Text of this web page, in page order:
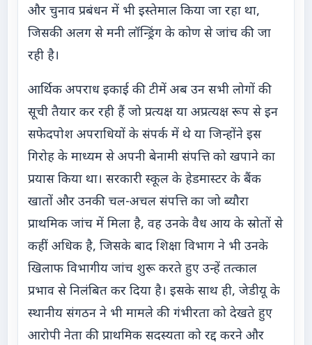
और चुनाव प्रबंधन में भी इस्तेमाल किया जा रहा था,
जिसकी अलग से मनी लॉन्ड्रिंग के कोण से जांच की जा
रही है।
आर्थिक अपराध इकाई की टीमें अब उन सभी लोगों की
सूची तैयार कर रही हैं जो प्रत्यक्ष या अप्रत्यक्ष रूप से इन
सफेदपोश अपराधियों के संपर्क में थे या जिन्होंने इस
गिरोह के माध्यम से अपनी बेनामी संपत्ति को खपाने का
प्रयास किया था। सरकारी स्कूल के हेडमास्टर के बैंक
खातों और उनकी चल-अचल संपत्ति का जो ब्यौरा
प्राथमिक जांच में मिला है, वह उनके वैध आय के स्रोतों से
कहीं अधिक है, जिसके बाद शिक्षा विभाग ने भी उनके
खिलाफ विभागीय जांच शुरू करते हुए उन्हें तत्काल
प्रभाव से निलंबित कर दिया है। इसके साथ ही, जेडीयू के
स्थानीय संगठन ने भी मामले की गंभीरता को देखते हुए
आरोपी नेता की प्राथमिक सदस्यता को रद्द करने और